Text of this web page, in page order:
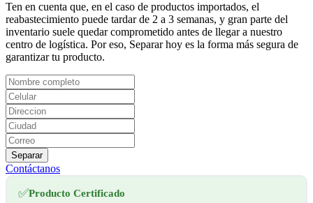
Ten en cuenta que, en el caso de productos importados, el
reabastecimiento puede tardar de 2 a 3 semanas, y gran parte del
inventario suele quedar comprometido antes de llegar a nuestro
centro de logística. Por eso, Separar hoy es la forma más segura de
garantizar tu producto.
Separar
Contáctanos
✅Producto Certificado